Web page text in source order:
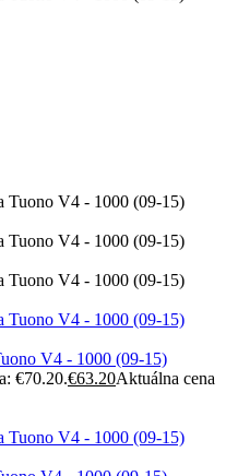
V4 - 1000 (09-15)
€70.20.€63.20Aktuálna cena